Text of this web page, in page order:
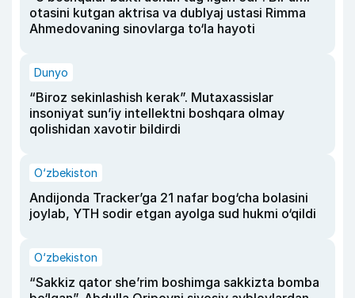
otasini kutgan aktrisa va dublyaj ustasi Rimma
Ahmedovaning sinovlarga to‘la hayoti
Dunyo
“Biroz sekinlashish kerak”. Mutaxassislar
insoniyat sun’iy intellektni boshqara olmay
qolishidan xavotir bildirdi
O‘zbekiston
Andijonda Tracker’ga 21 nafar bog‘cha bolasini
joylab, YTH sodir etgan ayolga sud hukmi o‘qildi
O‘zbekiston
“Sakkiz qator she’rim boshimga sakkizta bomba